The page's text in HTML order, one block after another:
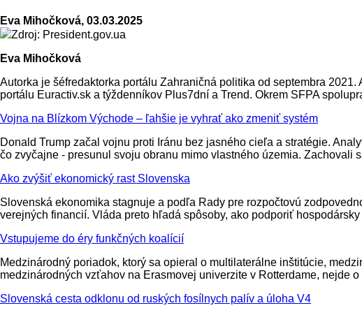
Eva Mihočková, 03.03.2025
Zdroj: President.gov.ua
Eva Mihočková
Autorka je šéfredaktorka portálu Zahraničná politika od septembra
portálu Euractiv.sk a týždenníkov Plus7dní a Trend. Okrem SFPA
Vojna na Blízkom Východe – ľahšie je vyhrať ako zmeniť systém
Donald Trump začal vojnu proti Iránu bez jasného cieľa a stratégie.
čo zvyčajne - presunul svoju obranu mimo vlastného územia. Zachovali
Ako zvýšiť ekonomický rast Slovenska
Slovenská ekonomika stagnuje a podľa Rady pre rozpočtovú
verejných financií. Vláda preto hľadá spôsoby, ako podporiť
Vstupujeme do éry funkčných koalícií
Medzinárodný poriadok, ktorý sa opieral o multilaterálne inštitúcie,
medzinárodných vzťahov na Erasmovej univerzite v Rotterdame, nejde
Slovenská cesta odklonu od ruských fosílnych palív a úloha V4